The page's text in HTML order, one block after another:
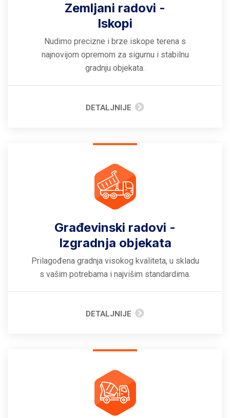
Zemljani radovi -
Iskopi
Nudimo precizne i brze iskope terena s
najnovijom opremom za sigurnu i stabilnu
gradnju objekata.
DETALJNIJE
Građevinski radovi -
Izgradnja objekata
Prilagođena gradnja visokog kvaliteta, u skladu
s vašim potrebama i najvišim standardima.
DETALJNIJE